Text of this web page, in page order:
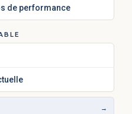
de performance
→